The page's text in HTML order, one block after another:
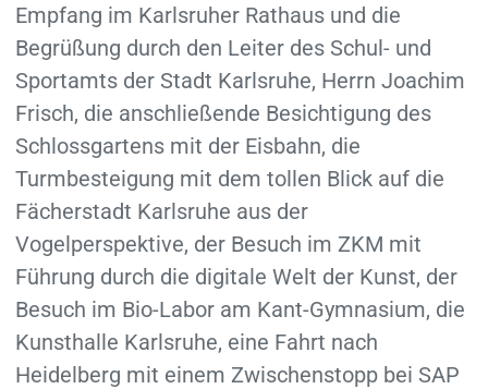
Empfang im Karlsruher Rathaus und die
Begrüßung durch den Leiter des Schul- und
Sportamts der Stadt Karlsruhe, Herrn Joachim
Frisch, die anschließende Besichtigung des
Schlossgartens mit der Eisbahn, die
Turmbesteigung mit dem tollen Blick auf die
Fächerstadt Karlsruhe aus der
Vogelperspektive, der Besuch im ZKM mit
Führung durch die digitale Welt der Kunst, der
Besuch im Bio-Labor am Kant-Gymnasium, die
Kunsthalle Karlsruhe, eine Fahrt nach
Heidelberg mit einem Zwischenstopp bei SAP